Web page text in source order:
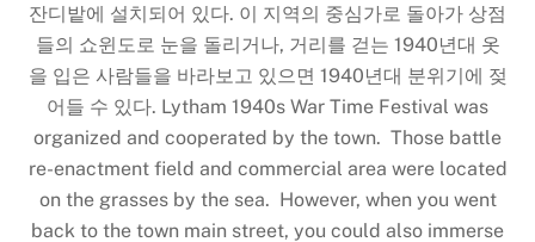
잔디밭에 설치되어 있다. 이 지역의 중심가로 돌아가 상점
들의 쇼윈도로 눈을 돌리거나, 거리를 걷는 1940년대 옷
을 입은 사람들을 바라보고 있으면 1940년대 분위기에 젖
어들 수 있다. Lytham 1940s War Time Festival was
organized and cooperated by the town. Those battle
re-enactment field and commercial area were located
on the grasses by the sea. However, when you went
back to the town main street, you could also immerse